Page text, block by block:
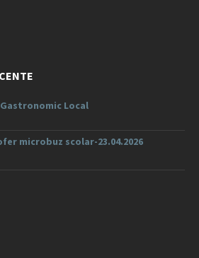
Local
microbuz scolar-23.04.2026